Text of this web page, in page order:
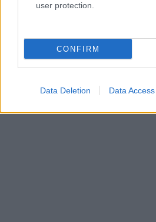
user protection.
CONFIRM
Data Deletion Data Access